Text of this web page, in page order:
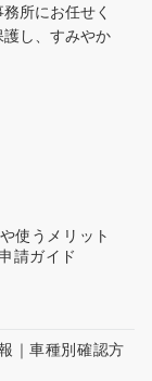
所にお任せく
し、すみやか
使うメリット
請ガイド
｜車種別確認方